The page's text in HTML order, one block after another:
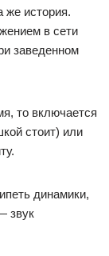
же история.
в сети
заведенном
то включается
стоит) или
динамики,
звук